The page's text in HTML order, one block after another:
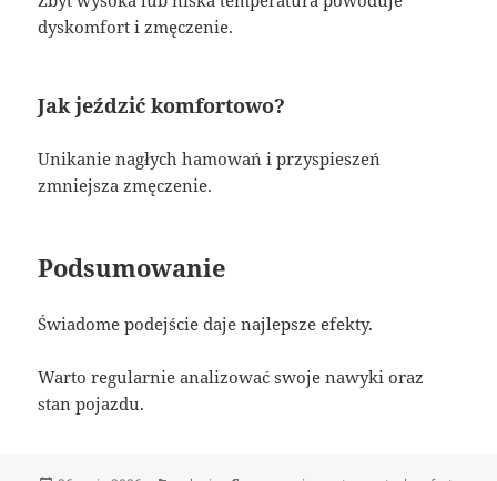
dyskomfort i zmęczenie.
Jak jeździć komfortowo?
Unikanie nagłych hamowań i przyspieszeń
zmniejsza zmęczenie.
Podsumowanie
Świadome podejście daje najlepsze efekty.
Warto regularnie analizować swoje nawyki oraz
stan pojazdu.